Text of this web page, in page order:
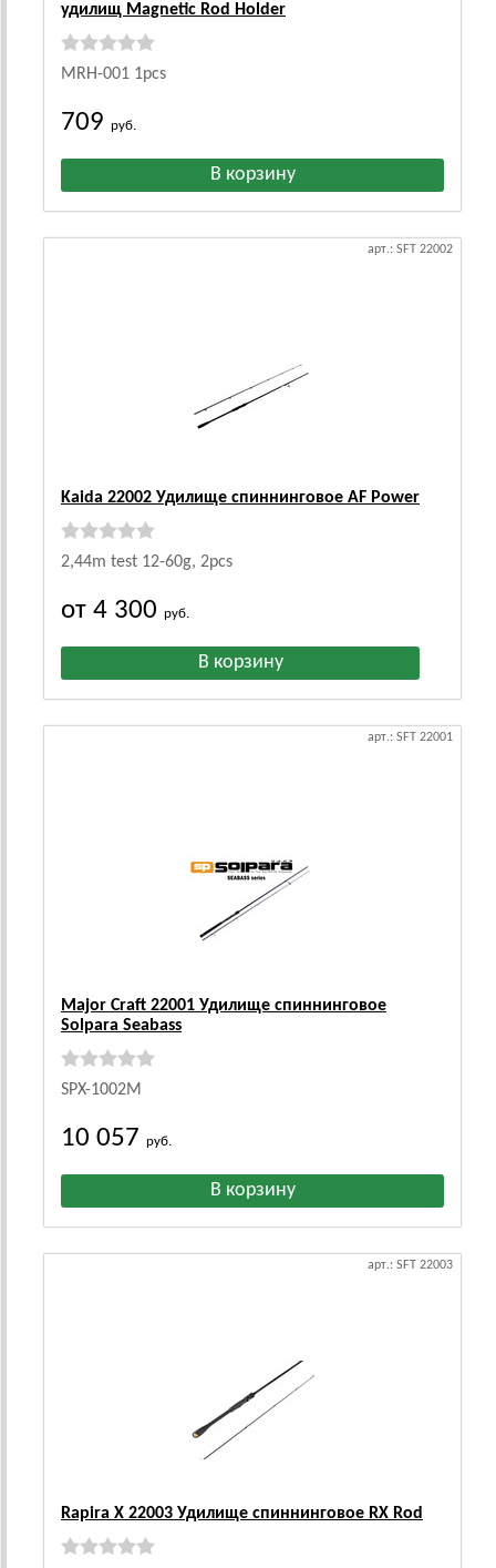
удилищ Magnetic Rod Holder
MRH-001 1pcs
709 руб.
арт.: SFT 22002
Kaida 22002 Удилище спиннинговое AF Power
2,44m test 12-60g, 2pcs
от 4 300 руб.
арт.: SFT 22001
Major Craft 22001 Удилище спиннинговое
Solpara Seabass
SPX-1002M
10 057 руб.
арт.: SFT 22003
Rapira X 22003 Удилище спиннинговое RX Rod